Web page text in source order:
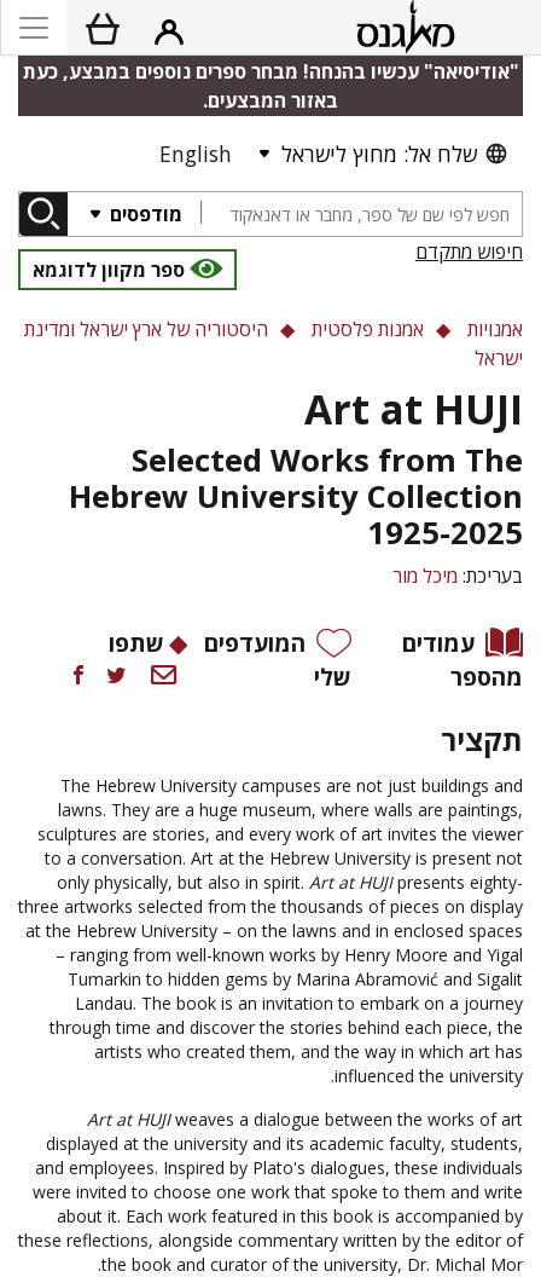
"אודיסיאה" עכשיו בהנחה! מבחר ספרים נוספים במבצע, כעת
באזור המבצעים.
שלח אל: מחוץ לישראל English
מודפסים
חיפוש מתקדם
ספר מקוון לדוגמא
אמנויות אמנות פלסטית
היסטוריה של ארץ ישראל ומדינת
ישראל
Art at HUJI
Selected Works from The
Hebrew University Collection
1925-2025
בעריכת: מיכל מור
עמודים
מהספר
המועדפים
שלי
שתפו
תקציר
The Hebrew University campuses are not just buildings and
lawns. They are a huge museum, where walls are paintings,
sculptures are stories, and every work of art invites the viewer
to a conversation. Art at the Hebrew University is present not
only physically, but also in spirit. Art at HUJIpresents eighty-
three artworks selected from the thousands of pieces on display
at the Hebrew University – on the lawns and in enclosed spaces
– ranging from well-known works by Henry Moore and Yigal
Tumarkin to hidden gems by Marina Abramović and Sigalit
Landau. The book is an invitation to embark on a journey
through time and discover the stories behind each piece, the
artists who created them, and the way in which art has
influenced the university.
Art at HUJIweaves a dialogue between the works of art
displayed at the university and its academic faculty, students,
and employees. Inspired by Plato's dialogues, these individuals
were invited to choose one work that spoke to them and write
about it. Each work featured in this book is accompanied by
these reflections, alongside commentary written by the editor of
the book and curator of the university, Dr. Michal Mor.